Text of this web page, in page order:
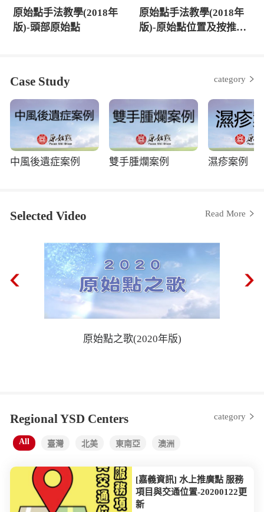
原始點手法教學(2018年
版)-頭部原始點
原始點手法教學(2018年
版)-原始點位置及按推原
Case Study category
中風後遺症案例 雙手腫爛案例 濕疹案例
Selected Video Read More
原始點之歌(2020年版)
Regional YSD Centers category
All 臺灣 北美 東南亞 澳洲
[嘉義資訊] 水上推廣點 服務
項目與交通位置-20200122更
新